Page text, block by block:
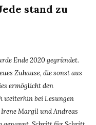
stand zu
Ende 2020 gegründet.
Zuhause, die sonst aus
ermöglicht den
weiterhin bei Lesungen
Margil und Andreas